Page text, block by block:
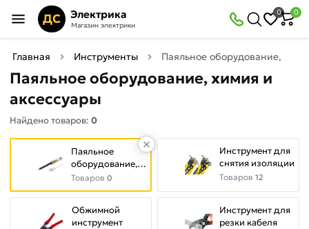
ДС Электрика
Магазин электрики
0 0
Главная Инструменты Паяльное оборудование,
Паяльное оборудование, химия и
аксессуары
Найдено товаров:0
Паяльное
оборудование,
химия и
аксессуары
Товаров 0
Инструмент для
снятия изоляции
Товаров 12
Обжимной
инструмент
Инструмент для
резки кабеля
Фильтры
Найдено товаров:
наличии
скидкой